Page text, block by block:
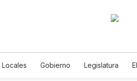
Locales Gobierno Legislatura